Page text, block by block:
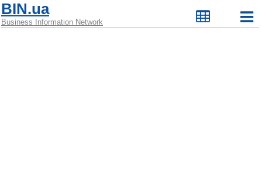
BIN.ua
Business Information Network